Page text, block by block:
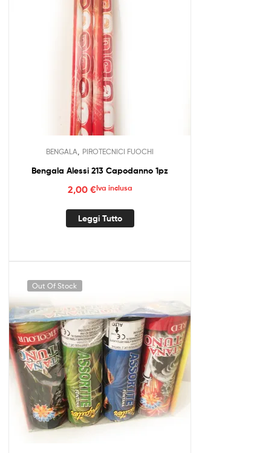
BENGALA PIROTECNICI FUOCHI
Bengala Alessi 213 Capodanno 1pz
2,00 €Iva inclusa
Leggi Tutto
Out Of Stock